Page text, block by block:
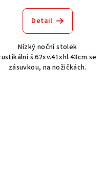
Detail
Nízký noční stolek
š.62xv.41xhl.43cm se
zásuvkou, na nožičkách.